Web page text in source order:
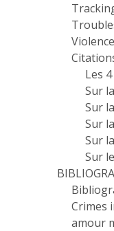
Les
Sur
Sur
Sur
Sur
Sur
Crimes
amour